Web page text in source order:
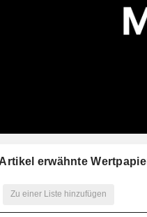
Artikel erwähnte
Zu einer Liste hinzufügen